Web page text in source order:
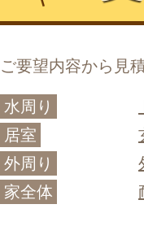
ご要望内容から見
水周り
居室
外周り
家全体